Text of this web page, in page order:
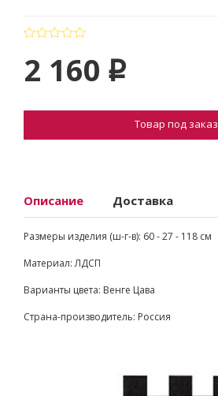
2 160 p
Товар под заказ
Описание Доставка
Размеры изделия (ш-г-в): 60 - 27 - 118 см
Материал: ЛДСП
Варианты цвета: Венге Цава
Страна-производитель: Россия